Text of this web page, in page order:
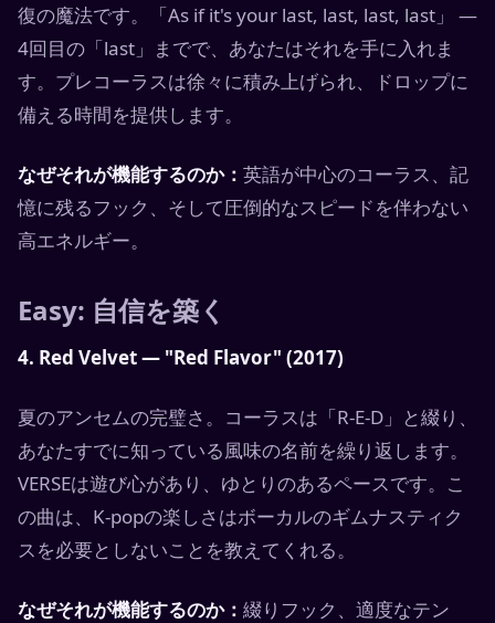
復の魔法です。「As if it's your last, last, last, last」 —
4回目の「last」までで、あなたはそれを手に入れま
す。プレコーラスは徐々に積み上げられ、ドロップに
備える時間を提供します。
なぜそれが機能するのか： 英語が中心のコーラス、記
憶に残るフック、そして圧倒的なスピードを伴わない
高エネルギー。
Easy: 自信を築く
4. Red Velvet — "Red Flavor" (2017)
夏のアンセムの完璧さ。コーラスは「R-E-D」と綴り、
あなたすでに知っている風味の名前を繰り返します。
VERSEは遊び心があり、ゆとりのあるペースです。こ
の曲は、K-popの楽しさはボーカルのギムナスティク
スを必要としないことを教えてくれる。
なぜそれが機能するのか： 綴りフック、適度なテン